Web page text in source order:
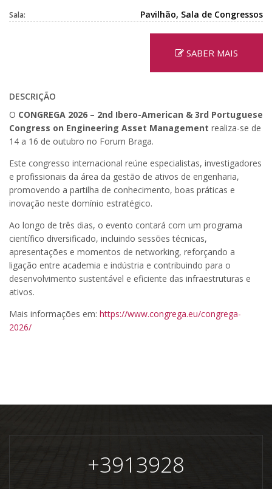
Sala: Pavilhão, Sala de Congressos
SABER MAIS
DESCRIÇÃO
O CONGREGA 2026 – 2nd Ibero-American & 3rd Portuguese
Congress on Engineering Asset Management realiza-se de
14 a 16 de outubro no Forum Braga.
Este congresso internacional reúne especialistas, investigadores
e profissionais da área da gestão de ativos de engenharia,
promovendo a partilha de conhecimento, boas práticas e
inovação neste domínio estratégico.
Ao longo de três dias, o evento contará com um programa
científico diversificado, incluindo sessões técnicas,
apresentações e momentos de networking, reforçando a
ligação entre academia e indústria e contribuindo para o
desenvolvimento sustentável e eficiente das infraestruturas e
ativos.
Mais informações em: https://www.congrega.eu/congrega-
2026/
+3913928